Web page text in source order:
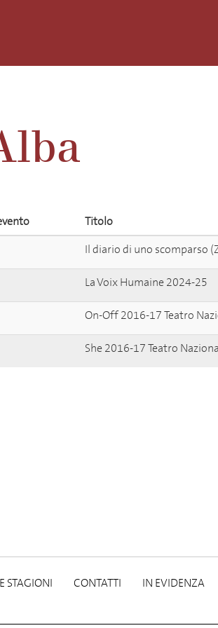
Titolo
Il diario di uno scomparso
La Voix Humaine 2024-25
On-Off 2016-17 Teatro
She 2016-17 Teatro
STAGIONI CONTATTI IN EVIDENZA